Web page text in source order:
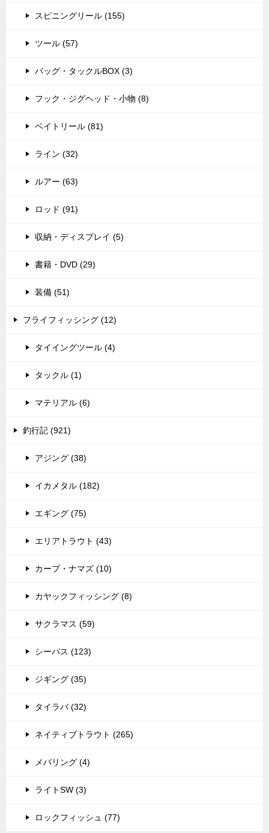
スピニングリール (155)
ツール (57)
バッグ・タックルBOX (3)
フック・ジグヘッド・小物 (8)
ベイトリール (81)
ライン (32)
ルアー (63)
ロッド (91)
収納・ディスプレイ (5)
書籍・DVD (29)
装備 (51)
フライフィッシング (12)
タイイングツール (4)
タックル (1)
マテリアル (6)
釣行記 (921)
アジング (38)
イカメタル (182)
エギング (75)
エリアトラウト (43)
カープ・ナマズ (10)
カヤックフィッシング (8)
サクラマス (59)
シーバス (123)
ジギング (35)
タイラバ (32)
ネイティブトラウト (265)
メバリング (4)
ライトSW (3)
ロックフィッシュ (77)